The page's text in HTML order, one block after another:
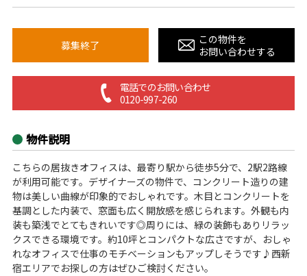
募集終了
この物件を
お問い合わせする
電話でのお問い合わせ
0120-997-260
物件説明
こちらの居抜きオフィスは、最寄り駅から徒歩5分で、2駅2路線
が利用可能です。デザイナーズの物件で、コンクリート造りの建
物は美しい曲線が印象的でおしゃれです。木目とコンクリートを
基調とした内装で、窓面も広く開放感を感じられます。外観も内
装も築浅でとてもきれいです◎周りには、緑の装飾もありリラッ
クスできる環境です。約10坪とコンパクトな広さですが、おしゃ
れなオフィスで仕事のモチベーションもアップしそうです♪西新
宿エリアでお探しの方はぜひご検討ください。